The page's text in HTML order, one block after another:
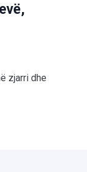
zjarri dhe